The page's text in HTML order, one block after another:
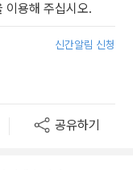
이용해 주십시오.
신간알림 신청
공유하기